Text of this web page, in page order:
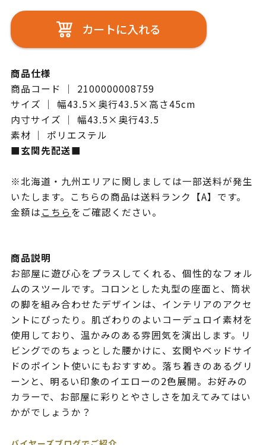
カートに入れる
商品仕様
商品コード ｜ 2100000008759
サイズ ｜ 幅43.5×奥行43.5×高さ45cm
内寸サイズ ｜ 幅43.5×奥行43.5
素材 ｜ ポリエステル
■玄関先配送■
※北海道・九州エリアに関しましては一部送料が発生
いたします。こちらの商品は送料ランク【A】です。
金額はこちらをご確認ください。
商品説明
お部屋に遊び心をプラスしてくれる、個性的なフォル
ムのスツールです。コロンとした丸型の座面と、筒状
の脚を組み合わせたデザインは、インテリアのアクセ
ントにぴったり。肌ざわりのよいコーデュロイ素材を
使用しており、温かみのある雰囲気を演出します。リ
ビングでのちょっとした腰かけに、玄関やベッドサイ
ドのポイント使いにもおすすめ。落ち着きのあるグリ
ーンと、明るい印象のイエローの2色展開。お好みの
カラーで、お部屋に彩りとやさしさを加えてみてはい
かがでしょうか？